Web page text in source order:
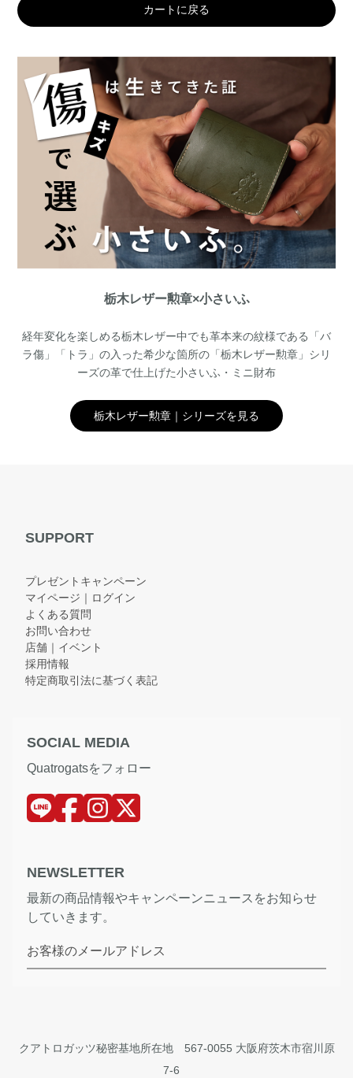
カートに戻る
栃木レザー勲章×小さいふ
経年変化を楽しめる栃木レザー中でも革本来の紋様である「バ
ラ傷」「トラ」の入った希少な箇所の「栃木レザー勲章」シリ
ーズの革で仕上げた小さいふ・ミニ財布
栃木レザー勲章｜シリーズを見る
SUPPORT
プレゼントキャンペーン
マイページ｜ログイン
よくある質問
お問い合わせ
店舗｜イベント
採用情報
特定商取引法に基づく表記
SOCIAL MEDIA
Quatrogatsをフォロー
NEWSLETTER
最新の商品情報やキャンペーンニュースをお知らせ
していきます。
お客様のメールアドレス
クアトロガッツ秘密基地所在地 567-0055 大阪府茨木市宿川原
7-6